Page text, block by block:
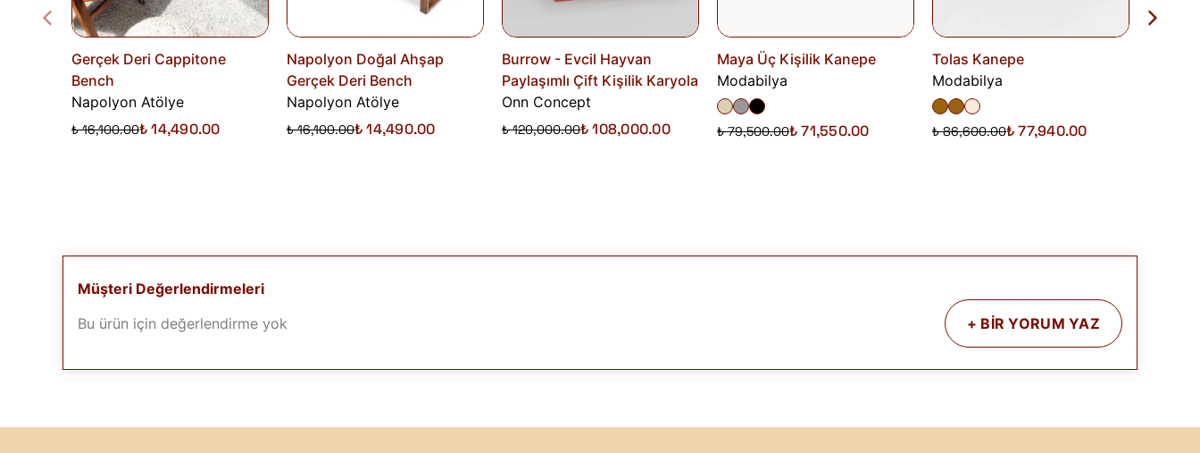
Gerçek Deri Cappitone
Bench
Napolyon Atölye
₺ 16,100.00₺ 14,490.00
Napolyon Doğal Ahşap
Gerçek Deri Bench
Napolyon Atölye
₺ 16,100.00₺ 14,490.00
Burrow - Evcil Hayvan
Paylaşımlı Çift Kişilik Karyola
Onn Concept
₺ 120,000.00₺ 108,000.00
Maya Üç Kişilik Kanepe
Modabilya
₺ 79,500.00₺ 71,550.00
Tolas Kanepe
Modabilya
₺ 86,600.00₺ 77,940.00
Müşteri Değerlendirmeleri
Bu ürün için değerlendirme yok
+ BİR YORUM YAZ